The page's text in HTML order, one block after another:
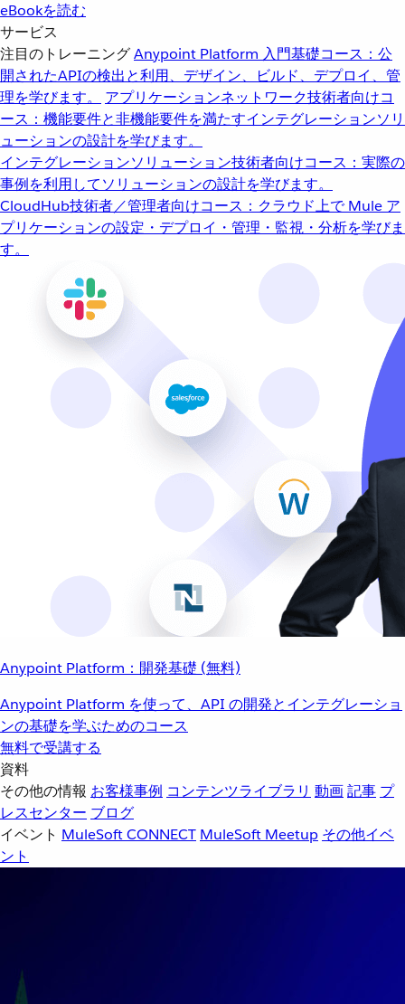
eBookを読む
サービス
注目のトレーニングAnypoint Platform 入門基礎コース：公
開されたAPIの検出と利用、デザイン、ビルド、デプロイ、管
理を学びます。
アプリケーションネットワーク技術者向けコ
ース：機能要件と非機能要件を満たすインテグレーションソリ
ューションの設計を学びます。
インテグレーションソリューション技術者向けコース：実際の
事例を利用してソリューションの設計を学びます。
CloudHub技術者／管理者向けコース：クラウド上で Mule ア
プリケーションの設定・デプロイ・管理・監視・分析を学びま
す。
Anypoint Platform：開発基礎 (無料)
Anypoint Platform を使って、API の開発とインテグレーショ
ンの基礎を学ぶためのコース
無料で受講する
資料
その他の情報 お客様事例 コンテンツライブラリ 動画記事 プ
レスセンター ブログ
イベント MuleSoft CONNECT MuleSoft Meetup その他イベ
ント